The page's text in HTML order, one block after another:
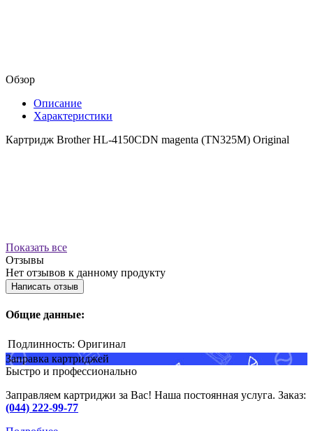
Обзор
Описание
Характеристики
Картридж Brother HL-4150CDN magenta (TN325M) Original
Показать все
Отзывы
Нет отзывов к данному продукту
Написать отзыв
Общие данные:
Подлинность: Оригинал
Заправка картриджей
Быстро и профессионально
Заправляем картриджи за Вас! Наша постоянная услуга. Заказ:
(044) 222-99-77